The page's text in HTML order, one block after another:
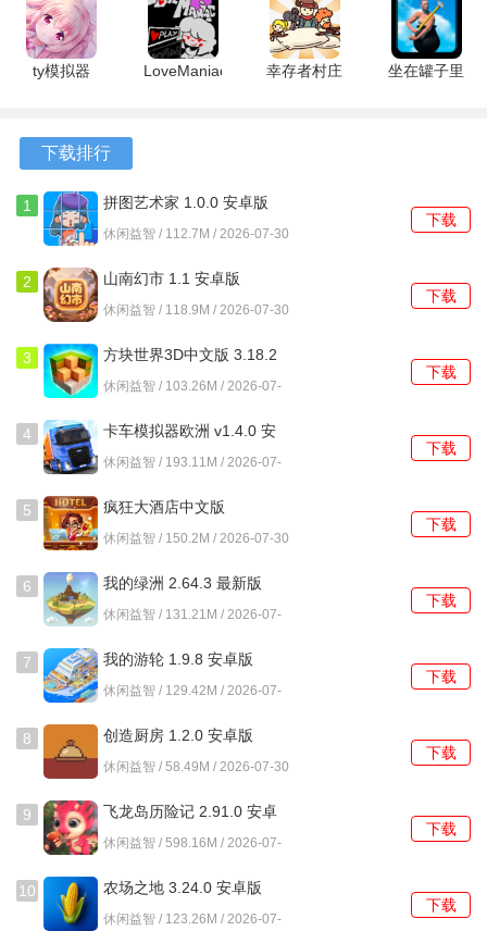
成条件，例如限制发射次数或在规定时间内完成。
3、游戏内存在一个持续运行的挑战模式，该模式会不间断地
4、美术资源以低多边形风格为主，场景色彩明快，障碍物的
造型设计简洁但富有辨识度，长时间游玩不易视觉疲劳。
游戏优势
闲暇时刻进行一两次尝试，填充碎片时间。
线状态下体验，不受网络环境制约。
以直观反映技巧的提升过程。
能够在多数主流机型上流畅运行。
1、游戏的核心是控制小球发射。按住屏幕任意位置会出现一
手指即完成发射。在按住期间滑动手指可以微调发射的瞄准
方向，屏幕上会有辅助线提示大致的弹道路径。
2、关卡中的障碍物分为不同材质，例如普通木箱、坚固的石
块或带有反弹效果的橡胶块。木箱通常一击即碎，石块可能
需要小球多次撞击或从特定角度撞击薄弱点才能破坏。观察
障碍物的材质和排列方式是制定策略的第一步。
3、合理利用场景中的机关是通关捷径。部分关卡设置了弹簧
板、加速轨道或可移动的平台，让小球撞击这些机关可以改
版
卓版
1.2.602 安
卓版
ty模拟器
LoveManiac
幸存者村庄
坐在罐子里
下载排行
1 拼图艺术家 1.0.0 安卓版
休闲益智 / 112.7M / 2026-07-30
下载
2 山南幻市 1.1 安卓版
休闲益智 / 118.9M / 2026-07-30
下载
3
方块世界3D中文版 3.18.2
安卓版
休闲益智 / 103.26M / 2026-07-
下载
4
卡车模拟器欧洲 v1.4.0 安
卓版
休闲益智 / 193.11M / 2026-07-
下载
5
疯狂大酒店中文版
4.17.10.7 安卓版
休闲益智 / 150.2M / 2026-07-30
下载
6 我的绿洲 2.64.3 最新版
休闲益智 / 131.21M / 2026-07-
下载
7 我的游轮 1.9.8 安卓版
休闲益智 / 129.42M / 2026-07-
下载
8 创造厨房 1.2.0 安卓版
休闲益智 / 58.49M / 2026-07-30
下载
9
飞龙岛历险记 2.91.0 安卓
版
休闲益智 / 598.16M / 2026-07-
下载
10 农场之地 3.24.0 安卓版
休闲益智 / 123.26M / 2026-07-
下载